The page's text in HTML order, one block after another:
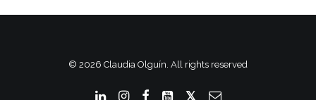
© 2026 Claudia Olguín. All rights reserved